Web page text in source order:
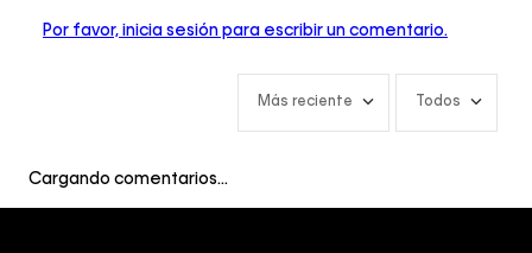
Por favor, inicia sesión para escribir un comentario.
Más reciente Todos
Cargando comentarios…